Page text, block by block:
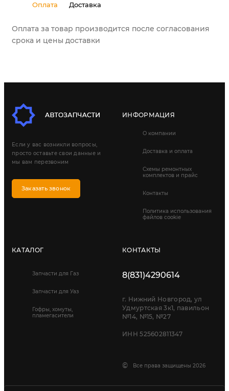
Оплата Доставка
Оплата за товар производится после согласования
срока и цены доставки
Если у вас возникли вопросы,
просто оставьте свои данные и
мы вам перезвоним
Заказать звонок
ИНФОРМАЦИЯ
О компании
Доставка и оплата
Схемы ремонтных
комплектов и прайс
Контакты
Политика использования
файлов cookie
КАТАЛОГ
Запчасти для Газ
Запчасти для Уаз
Гофры, хомуты,
пламегасители
КОНТАКТЫ
8(831)4290614
г. Нижний Новгород, ул
Удмуртская 3к1, павильон
№14, №15, №27
ИНН 525602811347
© Все права защищены 2026